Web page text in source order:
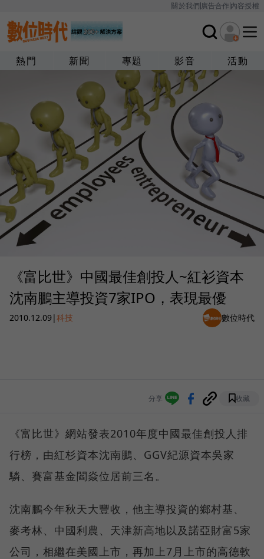
關於我們廣告合作內容授權
熱門 新聞 專題 影音 活動
《富比世》中國最佳創投人~紅衫資本
沈南鵬主導投資7家IPO，表現最優
2010.12.09|科技 數位時代
分享 收藏
《富比世》網站發表2010年度中國最佳創投人排
行榜，由紅杉資本沈南鵬、GGV紀源資本吳家
驎、賽富基金閻焱位居前三名。
沈南鵬今年秋天大豐收，他主導投資的鄉村基、
麥考林、中國利農、天津新高地以及諾亞財富5家
公司，相繼在美國上市，再加上7月上市的高德軟